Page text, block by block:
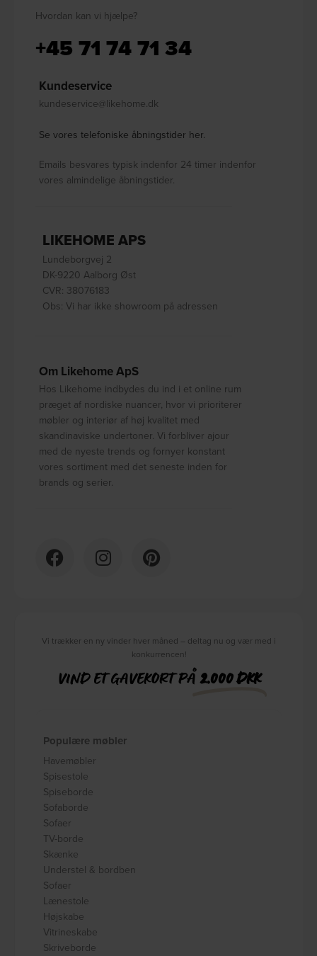
Hvordan kan vi hjælpe?
+45 71 74 71 34
Kundeservice
kundeservice@likehome.dk
Se vores telefoniske åbningstider her.
Emails besvares typisk indenfor 24 timer indenfor
vores almindelige åbningstider.
LIKEHOME APS
Lundeborgvej 2
DK-9220 Aalborg Øst
CVR: 38076183
Obs: Vi har ikke showroom på adressen
Om Likehome ApS
Hos Likehome indbydes du ind i et online rum
præget af nordiske nuancer, hvor vi prioriterer
møbler og interiør af høj kvalitet med
skandinaviske undertoner. Vi forbliver ajour
med de nyeste trends og fornyer konstant
vores sortiment med det seneste inden for
brands og serier.
Vi trækker en ny vinder hver måned – deltag nu og vær med i
konkurrencen!
VIND ET GAVEKORT PÅ2.000 DKK
Populære møbler
Havemøbler
Spisestole
Spiseborde
Sofaborde
Sofaer
TV-borde
Skænke
Understel & bordben
Sofaer
Lænestole
Højskabe
Vitrineskabe
Skriveborde